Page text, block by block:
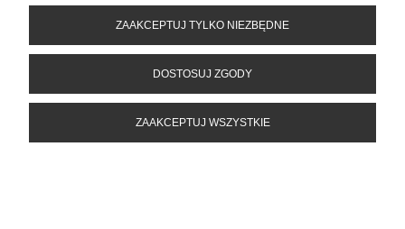
Projekt rabaty ogrodowej #43
GARDENBOX
ZAAKCEPTUJ TYLKO NIEZBĘDNE
DOSTOSUJ ZGODY
ZAAKCEPTUJ WSZYSTKIE